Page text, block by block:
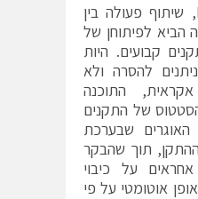
בנוסף להתקני PnP, שיתוף פעולה בין
הביא לפיתוחן של
קבועים. היות
להסרה ולא
התוכנה
של התקנים
שבערכת
תוך שהבקר
המוטמע וה-BIOS אחראים על כיבוי
אוטומטי על פי